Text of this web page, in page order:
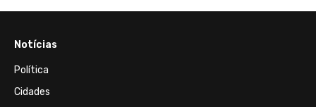
Notícias
Política
Cidades